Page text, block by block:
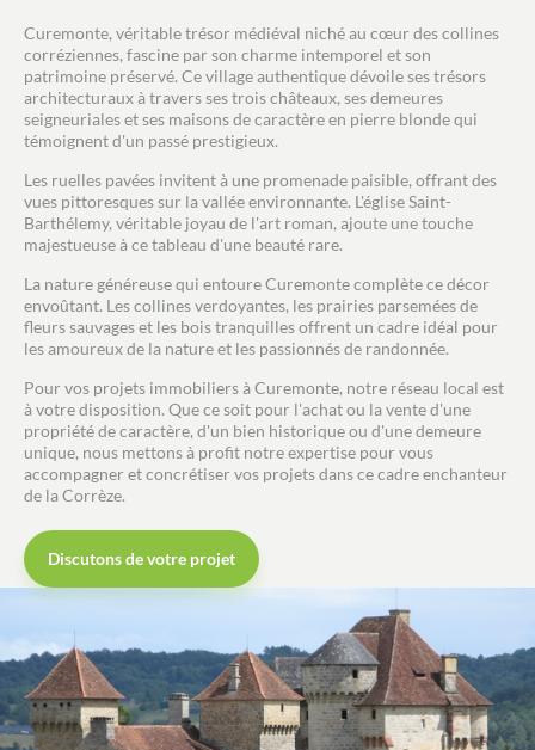
Guides
Contact
Curemonte, véritable trésor médiéval niché au cœur des collines
corréziennes, fascine par son charme intemporel et son
patrimoine préservé. Ce village authentique dévoile ses trésors
architecturaux à travers ses trois châteaux, ses demeures
seigneuriales et ses maisons de caractère en pierre blonde qui
témoignent d'un passé prestigieux.
Les ruelles pavées invitent à une promenade paisible, offrant des
vues pittoresques sur la vallée environnante. L'église Saint-
Barthélemy, véritable joyau de l'art roman, ajoute une touche
majestueuse à ce tableau d'une beauté rare.
La nature généreuse qui entoure Curemonte complète ce décor
envoûtant. Les collines verdoyantes, les prairies parsemées de
fleurs sauvages et les bois tranquilles offrent un cadre idéal pour
les amoureux de la nature et les passionnés de randonnée.
Pour vos projets immobiliers à Curemonte, notre réseau local est
à votre disposition. Que ce soit pour l'achat ou la vente d'une
propriété de caractère, d'un bien historique ou d'une demeure
unique, nous mettons à profit notre expertise pour vous
accompagner et concrétiser vos projets dans ce cadre enchanteur
de la Corrèze.
Discutons de votre projet